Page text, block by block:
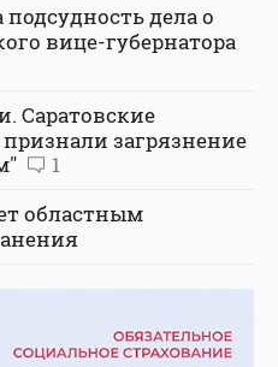
дела о
вице-губернатора
Саратовские
загрязнение
1
областным